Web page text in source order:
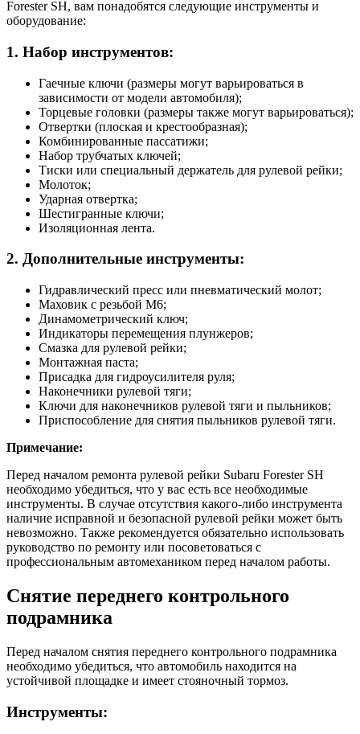
Forester SH, вам понадобятся следующие инструменты и
оборудование:
1. Набор инструментов:
Гаечные ключи (размеры могут варьироваться в
зависимости от модели автомобиля);
Торцевые головки (размеры также могут варьироваться);
Отвертки (плоская и крестообразная);
Комбинированные пассатижи;
Набор трубчатых ключей;
Тиски или специальный держатель для рулевой рейки;
Молоток;
Ударная отвертка;
Шестигранные ключи;
Изоляционная лента.
2. Дополнительные инструменты:
Гидравлический пресс или пневматический молот;
Маховик с резьбой M6;
Динамометрический ключ;
Индикаторы перемещения плунжеров;
Смазка для рулевой рейки;
Монтажная паста;
Присадка для гидроусилителя руля;
Наконечники рулевой тяги;
Ключи для наконечников рулевой тяги и пыльников;
Приспособление для снятия пыльников рулевой тяги.
Примечание:
Перед началом ремонта рулевой рейки Subaru Forester SH
необходимо убедиться, что у вас есть все необходимые
инструменты. В случае отсутствия какого-либо инструмента
наличие исправной и безопасной рулевой рейки может быть
невозможно. Также рекомендуется обязательно использовать
руководство по ремонту или посоветоваться с
профессиональным автомехаником перед началом работы.
Снятие переднего контрольного
подрамника
Перед началом снятия переднего контрольного подрамника
необходимо убедиться, что автомобиль находится на
устойчивой площадке и имеет стояночный тормоз.
Инструменты: